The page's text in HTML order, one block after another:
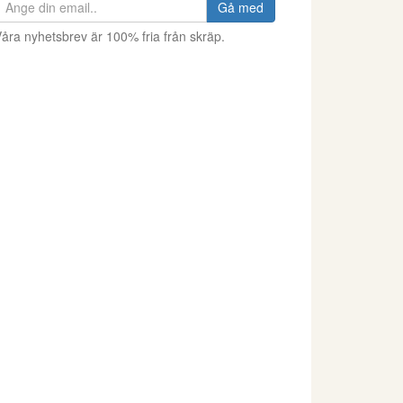
Gå med
nyhetsbrev är 100% fria från skräp.